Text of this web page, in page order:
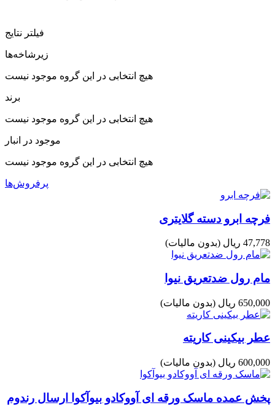
فیلتر نتایج
زیرشاخه‌ها
هیچ انتخابی در این گروه موجود نیست
برند
هیچ انتخابی در این گروه موجود نیست
موجود در انبار
هیچ انتخابی در این گروه موجود نیست
پرفروش‌ها
فرچه ابرو دسته گلایتری
47,778 ریال (بدون مالیات)
مام رول ضدتعریق نیوا
650,000 ریال (بدون مالیات)
عطر بیکینی کاریته
600,000 ریال (بدون مالیات)
پخش عمده ماسک ورقه ای آووکادو بیوآکوا ارسال رندوم